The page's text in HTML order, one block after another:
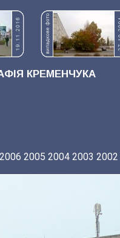
КРЕМЕНЧУКА
2006 2005 2004 2003 2002